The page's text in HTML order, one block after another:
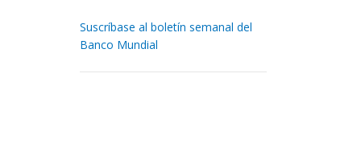
Suscríbase al boletín semanal del
Banco Mundial